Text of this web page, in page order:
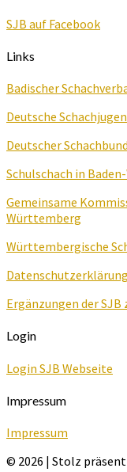
SJB auf Facebook
Links
Badischer
Deutsche
Deutscher Schachbund
Schulschach in
Gemeinsame
Württemberg
Württembergische
Ergänzungen der
Login
Login SJB Webseite
Impressum
Impressum
© 2026 | Stolz